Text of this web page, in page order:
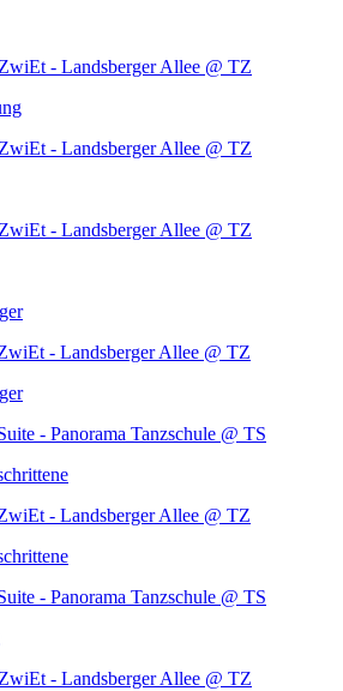
- Landsberger Allee @ TZ
- Landsberger Allee @ TZ
- Landsberger Allee @ TZ
- Landsberger Allee @ TZ
- Panorama Tanzschule @ TS
- Landsberger Allee @ TZ
- Panorama Tanzschule @ TS
- Landsberger Allee @ TZ